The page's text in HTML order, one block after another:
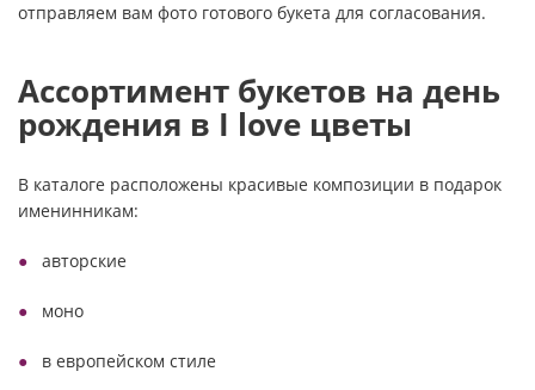
отправляем вам фото готового букета для согласования.
Ассортимент букетов на день
рождения в I love цветы
В каталоге расположены красивые композиции в подарок
именинникам:
авторские
моно
в европейском стиле